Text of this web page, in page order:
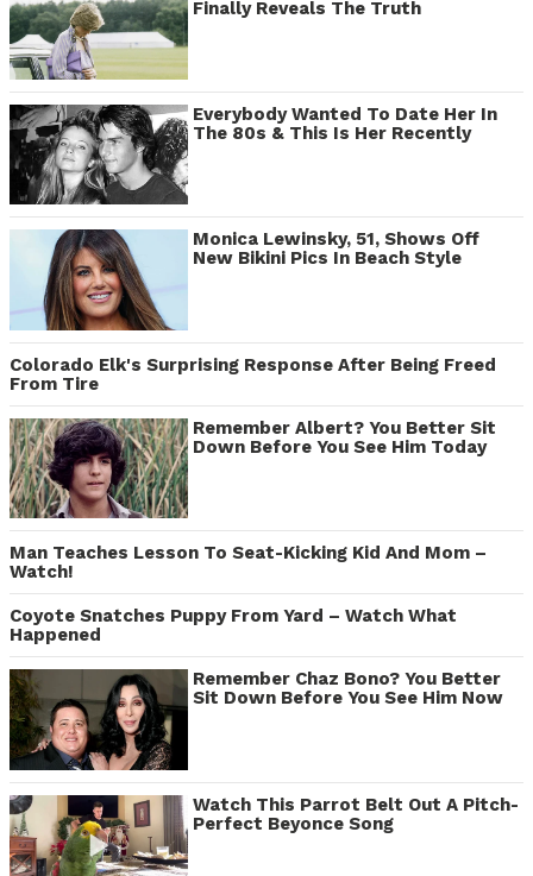
Finally Reveals The Truth
Everybody Wanted To Date Her In
The 80s & This Is Her Recently
Monica Lewinsky, 51, Shows Off
New Bikini Pics In Beach Style
Colorado Elk's Surprising Response After Being Freed
From Tire
Remember Albert? You Better Sit
Down Before You See Him Today
Man Teaches Lesson To Seat-Kicking Kid And Mom –
Watch!
Coyote Snatches Puppy From Yard – Watch What
Happened
Remember Chaz Bono? You Better
Sit Down Before You See Him Now
Watch This Parrot Belt Out A Pitch-
Perfect Beyonce Song